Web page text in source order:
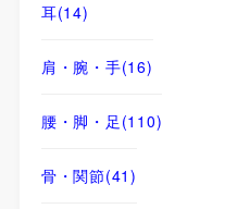
耳(14)
肩・腕・手(16)
腰・脚・足 (110)
骨・関節(41)